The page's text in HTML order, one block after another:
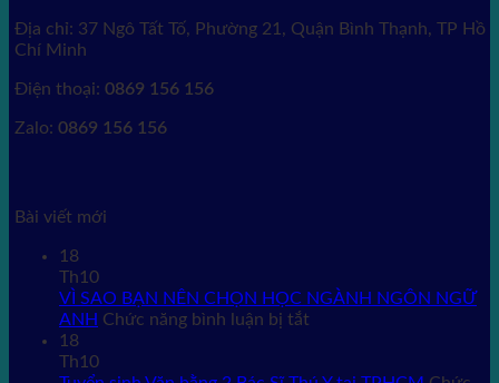
Địa chỉ: 37 Ngô Tất Tố, Phường 21, Quận Bình Thạnh, TP Hồ
Chí Minh
Điện thoại: 0869 156 156
Zalo: 0869 156 156
Bài viết mới
18
Th10
VÌ SAO BẠN NÊN CHỌN HỌC NGÀNH NGÔN NGỮ
ANH Chức năng bình luận bị tắt
18
Th10